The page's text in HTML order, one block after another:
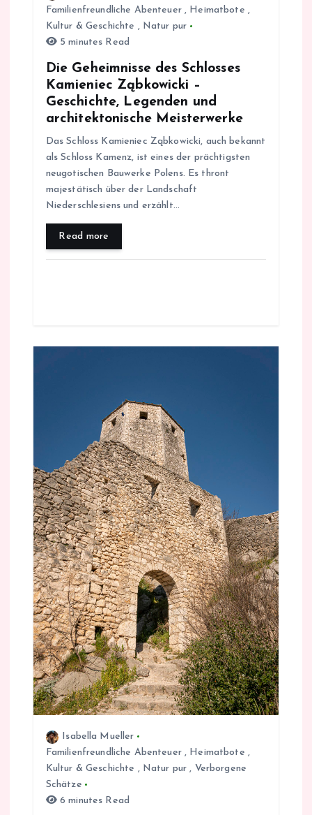
Familienfreundliche Abenteuer, Heimatbote ,
Kultur & Geschichte , Natur pur
5 minutes Read
Die Geheimnisse des Schlosses
Kamieniec Ząbkowicki –
Geschichte, Legenden und
architektonische Meisterwerke
Das Schloss Kamieniec Ząbkowicki, auch bekannt
als Schloss Kamenz, ist eines der prächtigsten
neugotischen Bauwerke Polens. Es thront
majestätisch über der Landschaft
Niederschlesiens und erzählt…
Read more
Isabella Mueller
Familienfreundliche Abenteuer, Heimatbote ,
Kultur & Geschichte , Natur pur , Verborgene
Schätze
6 minutes Read